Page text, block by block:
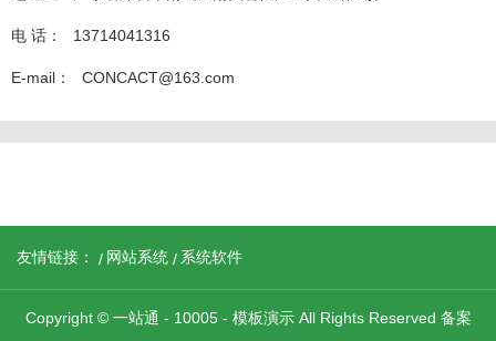
电 话： 13714041316
E-mail： CONCACT@163.com
友情链接： 网站系统 系统软件
Copyright © 一站通 - 10005 - 模板演示 All Rights Reserved 备案